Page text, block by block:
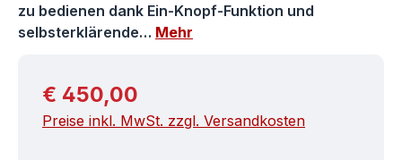
zu bedienen dank Ein-Knopf-Funktion und
selbsterklärende… Mehr
Regulärer Preis:
€ 450,00
Preise inkl. MwSt. zzgl. Versandkosten